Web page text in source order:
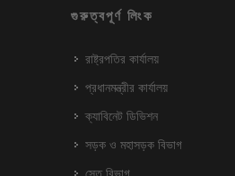
গুরুত্বপূর্ণ লিংক
রাষ্ট্রপতির কার্যালয়
প্রধানমন্ত্রীর কার্যালয়
ক্যাবিনেট ডিভিশন
সড়ক ও মহাসড়ক বিভাগ
সেতু বিভাগ